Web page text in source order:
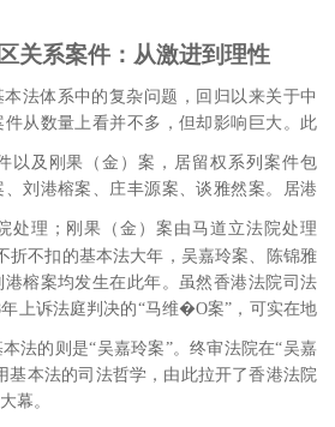
关系案件：从激进到理性
法体系中的复杂问题，回归以来关于中
从数量上看并不多，但却影响巨大。此
以及刚果（金）案 ，居留权系列案件包
刘港榕案、庄丰源案、谈雅然案。居港
处理；刚果（金）案由马道立法院处理
折不扣的基本法大年，吴嘉玲案、陈锦雅
榕案均发生在此年。虽然香港法院司法
年上诉法庭判决的“马维�O案”，可实在地
法的则是“吴嘉玲案”。终审法院在“吴嘉
基本法的司法哲学，由此拉开了香港法院
幕。